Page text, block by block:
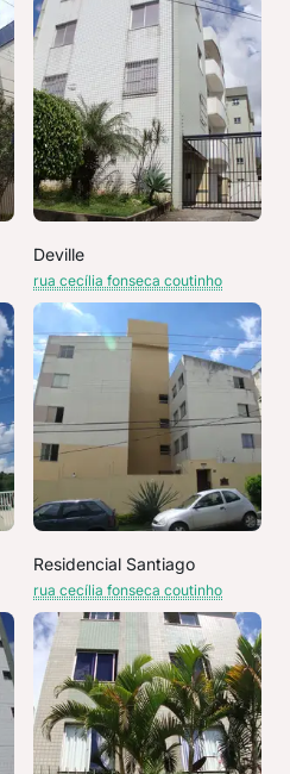
Deville
rua cecília fonseca coutinho
Residencial Santiago
rua cecília fonseca coutinho